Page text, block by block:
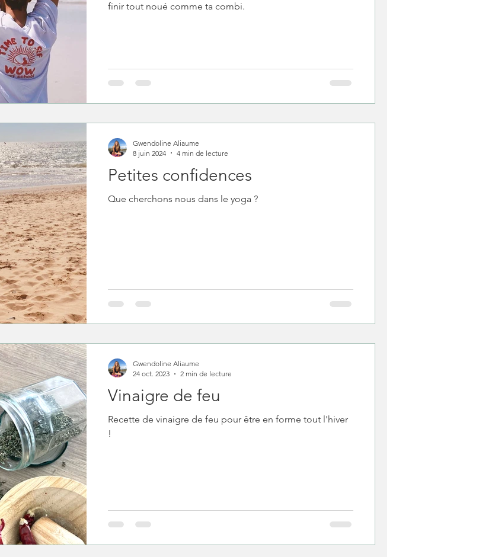
finir tout noué comme ta combi.
Petites confidences
Que cherchons nous dans le yoga ?
Gwendoline Aliaume
8 juin 2024
4 min de lecture
Vinaigre de feu
Recette de vinaigre de feu pour être en forme tout l'hiver
!
Gwendoline Aliaume
24 oct. 2023
2 min de lecture